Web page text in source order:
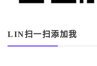
LIN扫一扫添加我